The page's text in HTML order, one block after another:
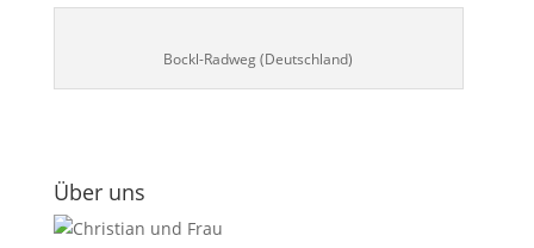
Bockl-Radweg (Deutschland)
Über uns